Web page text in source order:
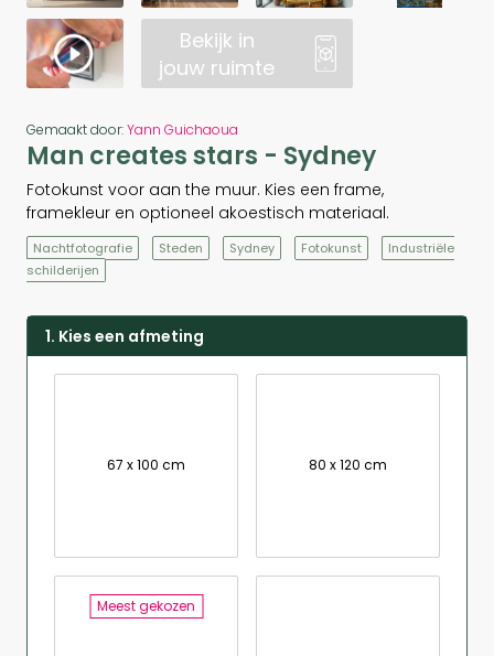
Bekijk in
jouw ruimte
Gemaakt door:Yann Guichaoua
Man creates stars - Sydney
Fotokunst voor aan the muur. Kies een frame,
framekleur en optioneel akoestisch materiaal.
Nachtfotografie Steden Sydney Fotokunst
Industriële
schilderijen
1. Kies een afmeting
67 x 100 cm 80 x 120 cm
Meest gekozen